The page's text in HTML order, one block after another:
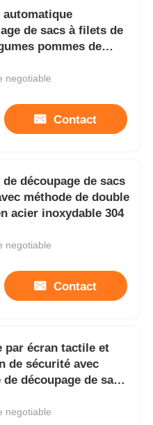
automatique
de sacs à filets de
pommes de
gelée
negotiable
Contact
de découpage de sacs
méthode de double
acier inoxydable 304
negotiable
Contact
par écran tactile et
de sécurité avec
de découpage de sacs
negotiable